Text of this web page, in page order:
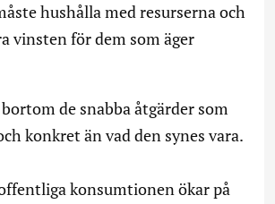
hushålla med resurserna och
vinsten för dem som äger
de snabba åtgärder som
konkret än vad den synes vara.
konsumtionen ökar på